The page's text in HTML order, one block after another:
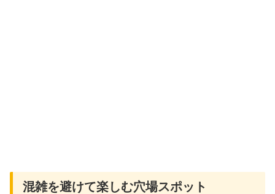
混雑を避けて楽しむ穴場スポット